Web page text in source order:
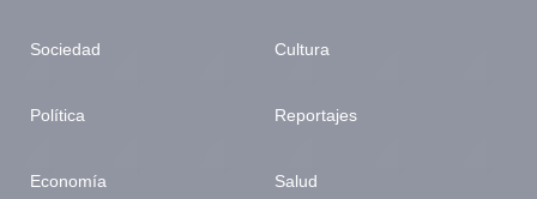
Sociedad
Política
Economía
Cultura
Reportajes
Salud